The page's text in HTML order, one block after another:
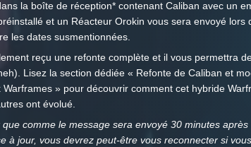
la boîte de réception* contenant Caliban avec un
et un Réacteur Orokin vous sera envoyé lors
les dates susmentionnées.
reçu une refonte complète et il vous permettra
Lisez la section dédiée « Refonte de Caliban et
» pour découvrir comment cet hybride
ont évolué.
que comme le message sera envoyé 30 minutes
à jour, vous devrez peut-être vous reconnecter si